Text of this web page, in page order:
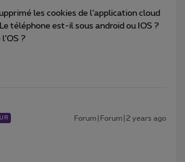
les cookies de l’application cloud
téléphone est-il sous android ou IOS ?
?
Forum|Forum|2 years ago